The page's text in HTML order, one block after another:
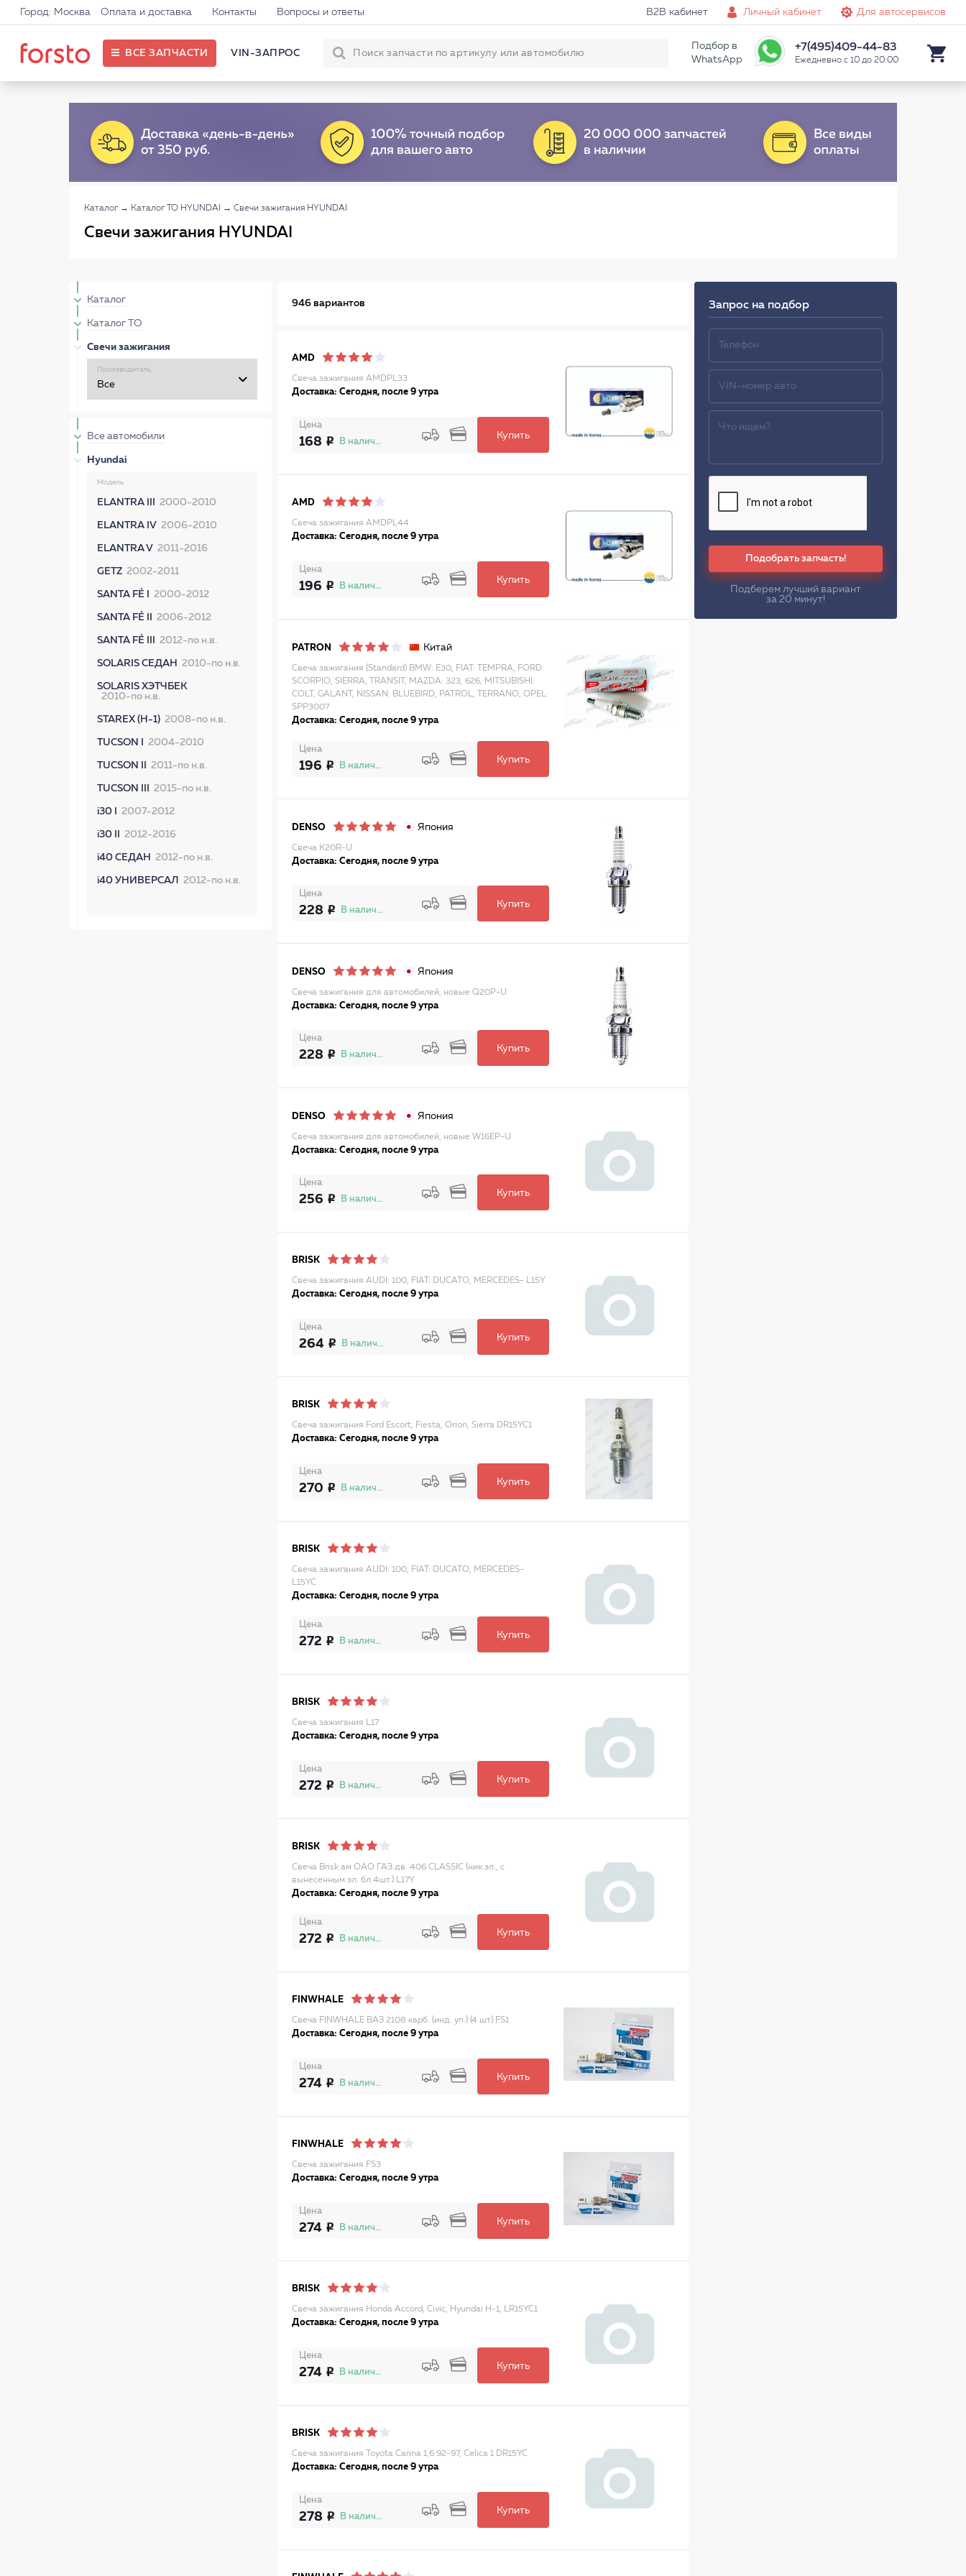
Город: Москва Оплата и доставка Контакты Вопросы и ответы B2B кабинет Личный кабинет Для автосервисов
ВСЕ ЗАПЧАСТИ VIN-ЗАПРОС
Подбор в
WhatsApp
+7(495)409-44-83
Ежедневно с 10 до 20:00
Каталог → Каталог ТО HYUNDAI → Свечи зажигания HYUNDAI
Свечи зажигания HYUNDAI
Каталог
Каталог ТО
Свечи зажигания
Производитель
Все автомобили
Hyundai
Модель
ELANTRA III 2000-2010
ELANTRA IV 2006-2010
ELANTRA V 2011-2016
GETZ 2002-2011
SANTA FÉ I 2000-2012
SANTA FÉ II 2006-2012
SANTA FÉ III 2012-по н.в.
SOLARIS СЕДАН 2010-по н.в.
SOLARIS ХЭТЧБЕК
2010-по н.в.
STAREX (H-1) 2008-по н.в.
TUCSON I 2004-2010
TUCSON II 2011-по н.в.
TUCSON III 2015-по н.в.
i30 I 2007-2012
i30 II 2012-2016
i40 СЕДАН 2012-по н.в.
i40 УНИВЕРСАЛ 2012-по н.в.
946 вариантов
AMD
Свеча зажигания AMDPL33
Доставка: Сегодня, после 9 утра
Цена
168 В наличии
Купить
AMD
Свеча зажигания AMDPL44
Доставка: Сегодня, после 9 утра
Цена
196 В наличии
Купить
PATRON Китай
Свеча зажигания (Standard) BMW: E30, FIAT: TEMPRA, FORD:
SCORPIO, SIERRA, TRANSIT, MAZDA: 323, 626, MITSUBISHI:
COLT, GALANT, NISSAN: BLUEBIRD, PATROL, TERRANO, OPEL:
SPP3007
Доставка: Сегодня, после 9 утра
Цена
196 В наличии
Купить
DENSO Япония
Свеча K20R-U
Доставка: Сегодня, после 9 утра
Цена
228 В наличии
Купить
DENSO Япония
Свеча зажигания для автомобилей, новые Q20P-U
Доставка: Сегодня, после 9 утра
Цена
228 В наличии
Купить
DENSO Япония
Свеча зажигания для автомобилей, новые W16EP-U
Доставка: Сегодня, после 9 утра
Цена
256 В наличии
Купить
BRISK
Свеча зажигания AUDI: 100, FIAT: DUCATO, MERCEDES- L15Y
Доставка: Сегодня, после 9 утра
Цена
264 В наличии
Купить
BRISK
Свеча зажигания Ford Escort, Fiesta, Orion, Sierra DR15YC1
Доставка: Сегодня, после 9 утра
Цена
270 В наличии
Купить
BRISK
Свеча зажигания AUDI: 100, FIAT: DUCATO, MERCEDES-
L15YC
Доставка: Сегодня, после 9 утра
Цена
272 В наличии
Купить
BRISK
Свеча зажигания L17
Доставка: Сегодня, после 9 утра
Цена
272 В наличии
Купить
BRISK
Свеча Brisk ам ОАО ГАЗ дв. 406 CLASSIC (ник.эл., с
вынесенным эл. бл.4шт.) L17Y
Доставка: Сегодня, после 9 утра
Цена
272 В наличии
Купить
FINWHALE
Свеча FINWHALE ВАЗ 2108 карб. (инд. уп.) (4 шт) FS1
Доставка: Сегодня, после 9 утра
Цена
274 В наличии
Купить
FINWHALE
Свеча зажигания FS3
Доставка: Сегодня, после 9 утра
Цена
274 В наличии
Купить
BRISK
Свеча зажигания Honda Accord, Civic, Hyundai H-1, LR15YC1
Доставка: Сегодня, после 9 утра
Цена
274 В наличии
Купить
BRISK
Свеча зажигания Toyota Carina 1,6 92-97, Celica 1 DR15YC
Доставка: Сегодня, после 9 утра
Цена
278 В наличии
Купить
Запрос на подбор
Подобрать запчасть!
Подберем лучший вариант
за 20 минут!